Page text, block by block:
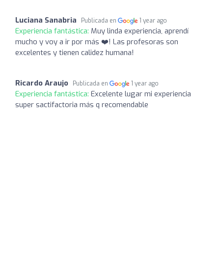
Luciana Sanabria Publicada en 1 year ago
Experiencia fantástica: Muy linda experiencia, aprendí
mucho y voy a ir por más ❤️! Las profesoras son
excelentes y tienen calidez humana!
Ricardo Araujo Publicada en 1 year ago
Experiencia fantástica: Excelente lugar mi experiencia
super sactifactoria más q recomendable